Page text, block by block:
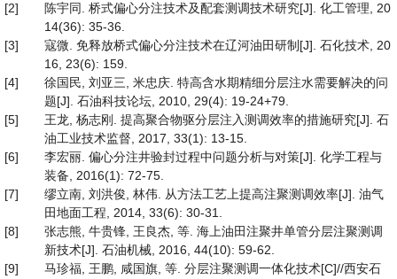
[2]
陈宇同. 桥式偏心分注技术及配套测调技术研究[J]. 化工管理, 20
14(36): 35-36.
[3]
寇微. 免释放桥式偏心分注技术在辽河油田研制[J]. 石化技术, 20
16, 23(6): 159.
[4]
徐国民, 刘亚三, 米忠庆. 特高含水期精细分层注水需要解决的问
题[J]. 石油科技论坛, 2010, 29(4): 19-24+79.
[5]
王龙, 杨志刚. 提高聚合物驱分层注入测调效率的措施研究[J]. 石
油工业技术监督, 2017, 33(1): 13-15.
[6]
李宏丽. 偏心分注井验封过程中问题分析与对策[J]. 化学工程与
装备, 2016(1): 72-75.
[7]
缪立南, 刘洪俊, 林伟. 从方法工艺上提高注聚测调效率[J]. 油气
田地面工程, 2014, 33(6): 30-31.
[8]
张志熊, 牛贵锋, 王良杰, 等. 海上油田注聚井单管分层注聚测调
新技术[J]. 石油机械, 2016, 44(10): 59-62.
[9]
马珍福, 王鹏, 咸国旗, 等. 分层注聚测调一体化技术[C]//西安石